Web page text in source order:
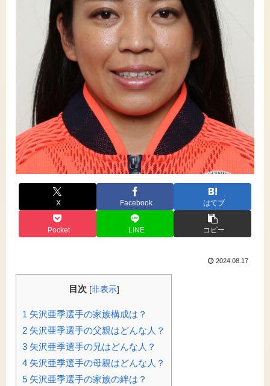
X Facebook はてブ
Pocket LINE コピー
2024.08.17
目次 [非表示]
1 矢沢亜季選手の家族構成は？
2 矢沢亜季選手の父親はどんな人？
3 矢沢亜季選手の兄はどんな人？
4 矢沢亜季選手の母親はどんな人？
5 矢沢亜季選手の家族の絆は？